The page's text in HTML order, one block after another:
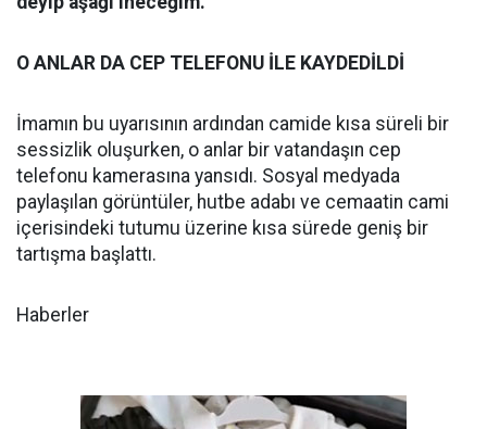
O ANLAR DA CEP TELEFONU İLE KAYDEDİLDİ
İmamın bu uyarısının ardından camide kısa süreli bir
sessizlik oluşurken, o anlar bir vatandaşın cep
telefonu kamerasına yansıdı. Sosyal medyada
paylaşılan görüntüler, hutbe adabı ve cemaatin cami
içerisindeki tutumu üzerine kısa sürede geniş bir
tartışma başlattı.
Haberler